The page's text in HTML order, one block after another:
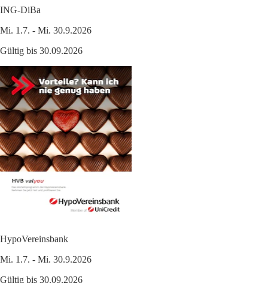
ING-DiBa
Mi. 1.7. - Mi. 30.9.2026
Gültig bis 30.09.2026
HypoVereinsbank
Mi. 1.7. - Mi. 30.9.2026
Gültig bis 30.09.2026